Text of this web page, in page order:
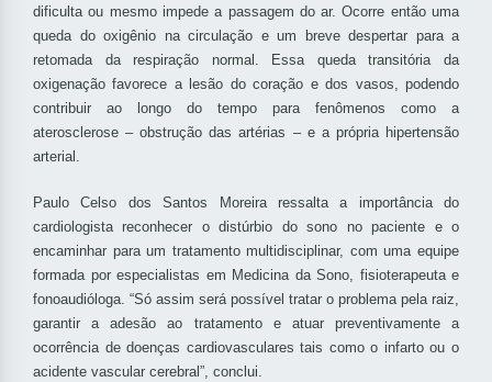
dificulta ou mesmo impede a passagem do ar. Ocorre então uma
queda do oxigênio na circulação e um breve despertar para a
retomada da respiração normal. Essa queda transitória da
oxigenação favorece a lesão do coração e dos vasos, podendo
contribuir ao longo do tempo para fenômenos como a
aterosclerose – obstrução das artérias – e a própria hipertensão
arterial.
Paulo Celso dos Santos Moreira ressalta a importância do
cardiologista reconhecer o distúrbio do sono no paciente e o
encaminhar para um tratamento multidisciplinar, com uma equipe
formada por especialistas em Medicina da Sono, fisioterapeuta e
fonoaudióloga. “Só assim será possível tratar o problema pela raiz,
garantir a adesão ao tratamento e atuar preventivamente a
ocorrência de doenças cardiovasculares tais como o infarto ou o
acidente vascular cerebral”, conclui.